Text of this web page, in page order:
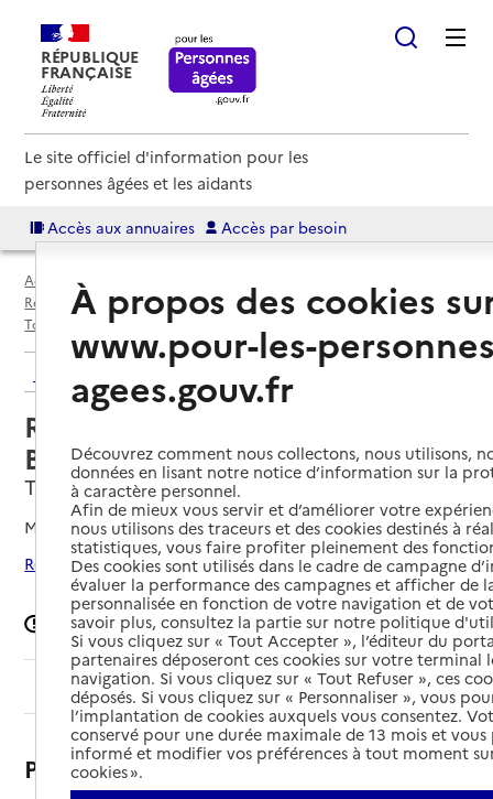
RÉPUBLIQUE
FRANÇAISE
Le site officiel d'information pour les
personnes âgées et les aidants
Accès aux annuaires Accès par besoin
Accueil
Résidences autonomie par département
Haute-Garonne (31)
Toulouse
Résidence autonomie Les Buissonnets
Retour aux résultats de l'annuaire
Résidence autonomie Les
Buissonnets
Toulouse, HAUTE-GARONNE
Mis à jour le13/02/2025
Rechercher les établissements autour de Toulouse
Signaler une erreur
Sommaire
Présentation
À propos des cookies
www.pour-les-
agees.gouv.fr
Découvrez comment nous collectons, nous utilisons,
données en lisant notre notice d’information sur la
à caractère personnel.
Afin de mieux vous servir et d’améliorer votre
nous utilisons des traceurs et des cookies destinés à
statistiques, vous faire profiter pleinement des
Des cookies sont utilisés dans le cadre de campagne
évaluer la performance des campagnes et afficher de
personnalisée en fonction de votre navigation et de
savoir plus, consultez la partie sur notre politique
Si vous cliquez sur « Tout Accepter », l’éditeur du
partenaires déposeront ces cookies sur votre terminal
navigation. Si vous cliquez sur « Tout Refuser », ces
déposés. Si vous cliquez sur « Personnaliser », vous
l’implantation de cookies auxquels vous consentez.
conservé pour une durée maximale de 13 mois et
informé et modifier vos préférences à tout moment
cookies ».